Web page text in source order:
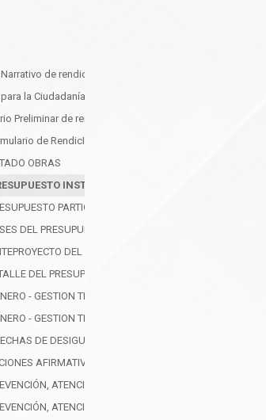
de rendición de cuentas 2025
la Ciudadanía
Preliminar de rendición de cuentas
de RendicIón de Cuentas
OBRAS
INSTITUCIONAL
PARTICIPATIVO
DEL PRESUPUESTO PARTICIPATIVO
DEL PRESUPUESTO PARTICIPATIVO
DEL PRESUPUESTO PARTICIPATIVO
- GESTION TERRITORIAL
- GESTION TERRITORIAL
DE DESIGUALDAD
AFIRMATIVAS IMPLEMENTADAS PARA SU
ATENCIÓN, PROTECCIÓN Y REPARACIÓN DE
ATENCIÓN, PROTECCIÓN Y REPARACIÓN DE